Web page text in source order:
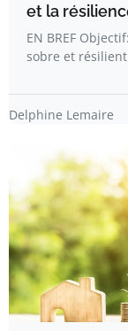
et la
EN BREF
sobre et
Delphine Lemaire